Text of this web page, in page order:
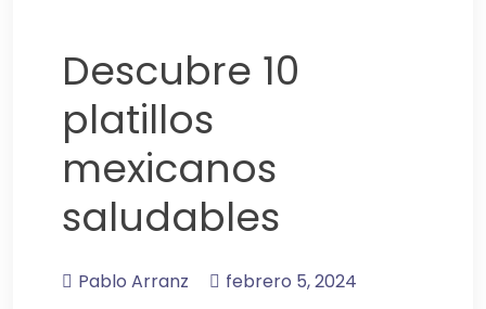
Descubre 10
platillos
mexicanos
saludables
Pablo Arranz
febrero 5, 2024